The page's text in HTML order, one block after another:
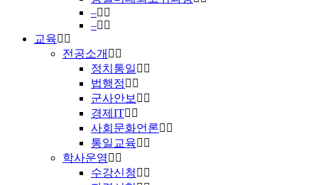
–
–
교육
전공소개
정치통일
법행정
군사안보
경제IT
사회문화언론
통일교육
학사운영
수강신청